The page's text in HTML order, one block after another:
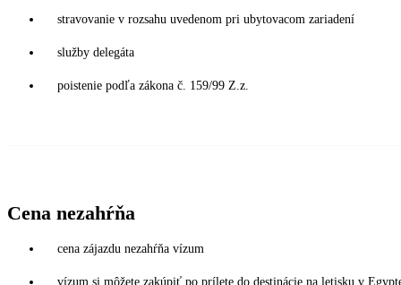
stravovanie v rozsahu uvedenom pri ubytovacom zariadení
služby delegáta
poistenie podľa zákona č. 159/99 Z.z.
Cena nezahŕňa
cena zájazdu nezahŕňa vízum
vízum si môžete zakúpiť po prílete do destinácie na letisku v